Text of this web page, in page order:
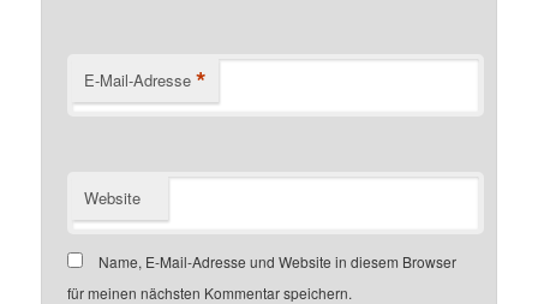
E-Mail-Adresse *
Website
Name, E-Mail-Adresse und Website in diesem Browser
für meinen nächsten Kommentar speichern.